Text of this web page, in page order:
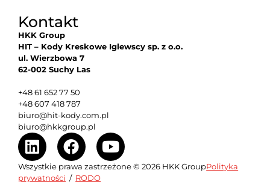
Kontakt
HKK Group
HIT – Kody Kreskowe Iglewscy sp. z o.o.
ul. Wierzbowa 7
62-002 Suchy Las
+48 61 652 77 50
+48 607 418 787
biuro@hit-kody.com.pl
biuro@hkkgroup.pl
Wszystkie prawa zastrzeżone © 2026 HKK GroupPolityka
prywatności / RODO